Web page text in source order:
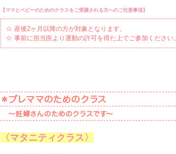
【ママとベビーのためのクラスをご受講される方へのご注意事項】
☆ 産後2ヶ月以降の方が対象となります。
☆ 事前に担当医より運動の許可を得た上でご参加ください
〈マタニティクラス〉